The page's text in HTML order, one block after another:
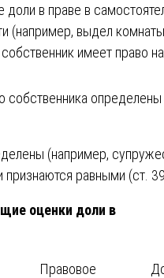
в праве в
(например, выдел
имеет право
собственника
(например,
признаются равными (ст.
оценки доли в
Правовое